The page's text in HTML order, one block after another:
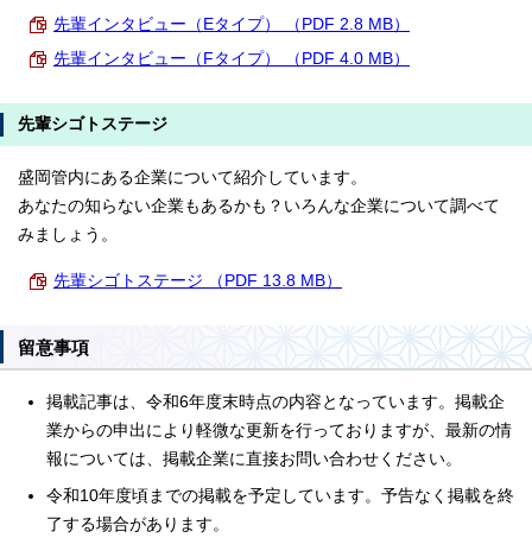
先輩インタビュー（Eタイプ） （PDF 2.8 MB）
先輩インタビュー（Fタイプ） （PDF 4.0 MB）
先輩シゴトステージ
盛岡管内にある企業について紹介しています。
あなたの知らない企業もあるかも？いろんな企業について調べて
みましょう。
先輩シゴトステージ （PDF 13.8 MB）
留意事項
掲載記事は、令和6年度末時点の内容となっています。掲載企
業からの申出により軽微な更新を行っておりますが、最新の情
報については、掲載企業に直接お問い合わせください。
令和10年度頃までの掲載を予定しています。予告なく掲載を終
了する場合があります。